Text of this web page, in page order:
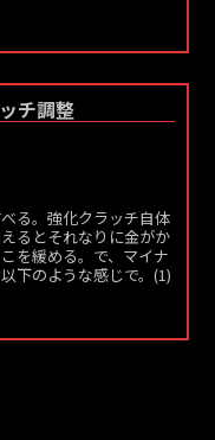
チ調整
る。強化クラッチ自体
るとそれなりに金がか
を緩める。で、マイナ
下のような感じで。(1)